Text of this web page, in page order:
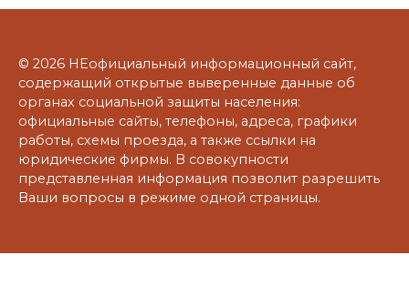
© 2026 НЕофициальный информационный сайт,
содержащий открытые выверенные данные об
органах социальной защиты населения:
официальные сайты, телефоны, адреса, графики
работы, схемы проезда, а также ссылки на
юридические фирмы. В совокупности
представленная информация позволит разрешить
Ваши вопросы в режиме одной страницы.